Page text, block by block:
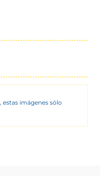
estas imágenes sólo